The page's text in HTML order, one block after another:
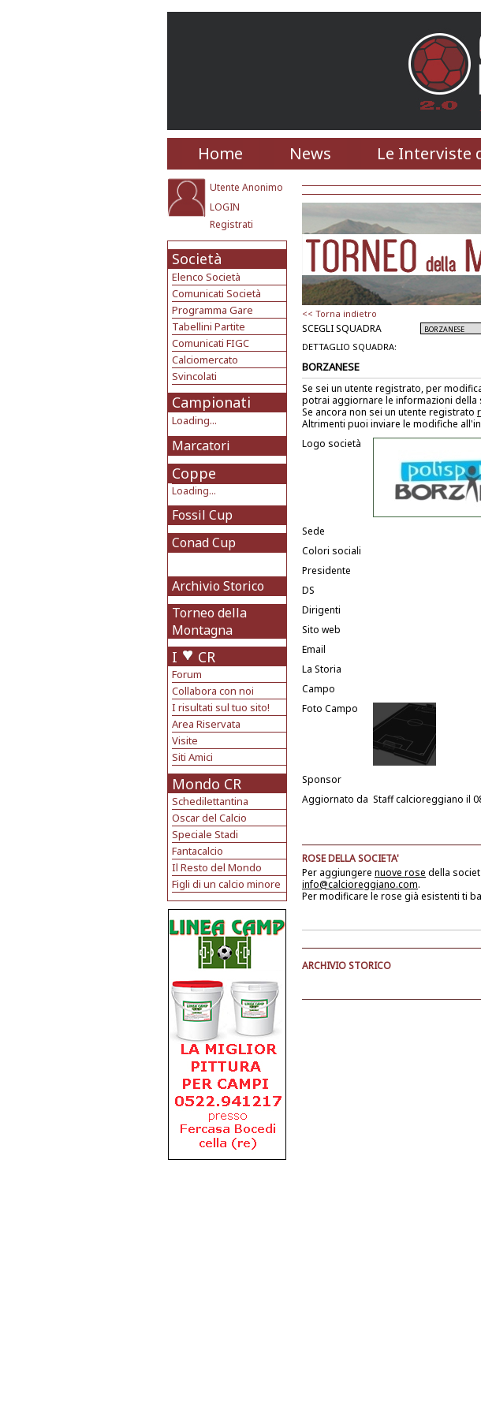
Home News Le Interviste
Utente Anonimo
LOGIN
Registrati
Società
Elenco Società
Comunicati Società
Programma Gare
Tabellini Partite
Comunicati FIGC
Calciomercato
Svincolati
Campionati
Loading...
Marcatori
Coppe
Loading...
Fossil Cup
Conad Cup
Archivio Storico
Torneo della
Montagna
I CR
Forum
Collabora con noi
I risultati sul tuo sito!
Area Riservata
Visite
Siti Amici
Mondo CR
Schedilettantina
Oscar del Calcio
Speciale Stadi
Fantacalcio
Il Resto del Mondo
Figli di un calcio minore
<< Torna indietro
SCEGLI SQUADRA
DETTAGLIO SQUADRA:
BORZANESE
Se sei un utente registrato, per
potrai aggiornare le informazioni della
Se ancora non sei un utente registrato
Altrimenti puoi inviare le modifiche
Logo società
Sede
Colori sociali
Presidente
DS
Dirigenti
Sito web
Email
La Storia
Campo
Foto Campo
Sponsor
Aggiornato da Staff calcioreggiano il
ROSE DELLA SOCIETA'
Per aggiungere nuove rose della
info@calcioreggiano.com.
Per modificare le rose già esistenti ti
ARCHIVIO STORICO